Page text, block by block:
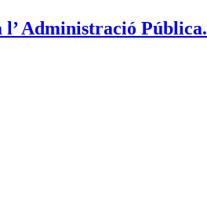
Administració Pública.